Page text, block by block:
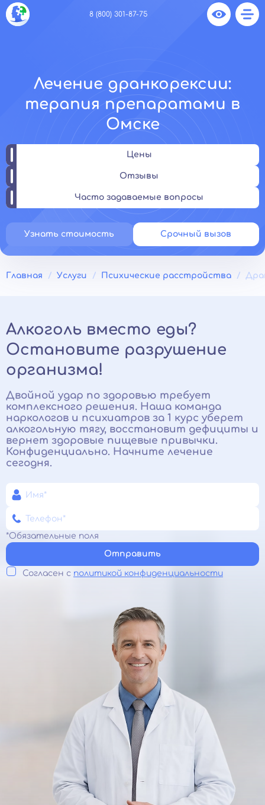
8 (800) 301-87-75
Лечение дранкорексии:
терапия препаратами в
Омске
Цены
Отзывы
Часто задаваемые вопросы
Узнать стоимость Срочный вызов
Главная Услуги Психические расстройства
Алкоголь вместо еды?
Остановите разрушение
организма!
Двойной удар по здоровью требует
комплексного решения. Наша команда
наркологов и психиатров за 1 курс уберет
алкогольную тягу, восстановит дефициты и
вернет здоровые пищевые привычки.
Конфиденциально. Начните лечение
сегодня.
*Обязательные поля
Отправить
Согласен с политикой конфиденциальности